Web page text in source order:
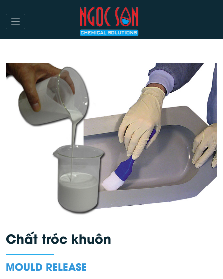
Chất tróc khuôn
MOULD RELEASE